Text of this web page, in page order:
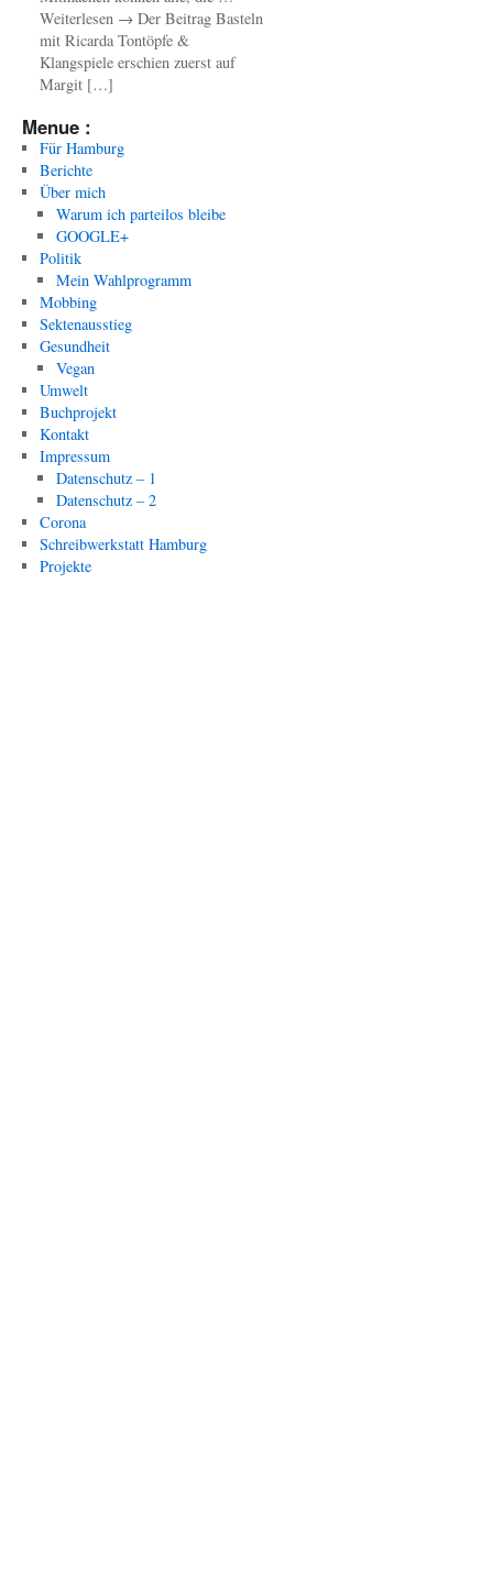
Weiterlesen → Der Beitrag Basteln
mit Ricarda Tontöpfe &
Klangspiele erschien zuerst auf
Margit […]
Menue :
Für Hamburg
Berichte
Über mich
Warum ich parteilos bleibe
GOOGLE+
Politik
Mein Wahlprogramm
Mobbing
Sektenausstieg
Gesundheit
Vegan
Umwelt
Buchprojekt
Kontakt
Impressum
Datenschutz – 1
Datenschutz – 2
Corona
Schreibwerkstatt Hamburg
Projekte